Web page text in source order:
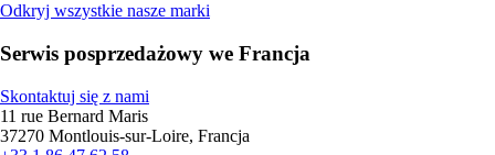
Odkryj wszystkie nasze marki
Serwis posprzedażowy we Francja
Skontaktuj się z nami
11 rue Bernard Maris
37270 Montlouis-sur-Loire, Francja